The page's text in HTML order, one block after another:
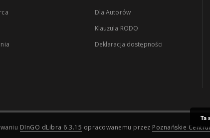
Dla Autorów
Klauzula RODO
Deklaracja dostępności
DInGO dLibra 6.3.15 opracowanemu przez Poznańskie
Ta